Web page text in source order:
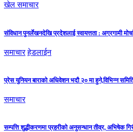
खेल समाचार
संविधान पुनर्लेखनदेखि प्रदेशलाई स्वायत्तता : अग्रगामी
समाचार हेडलाईन
प्रेस युनियन बाराको अधिवेशन भदौ २० मा हुने,विभिन्न
समाचार
सम्पत्ति शुद्धीकरणमा प्रहरीको अनुसन्धान तीव्र, अभिषेक